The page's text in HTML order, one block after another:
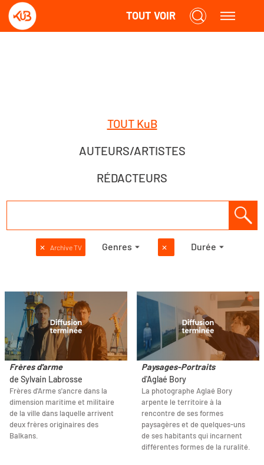
TOUT VOIR
TOUT KuB
AUTEURS/ARTISTES
RÉDACTEURS
✕ Archive TV Genres ✕ Durée
Frères d'arme
de Sylvain Labrosse
Frères d'Arme s'ancre dans la
dimension maritime et militaire
de la ville dans laquelle arrivent
deux frères originaires des
Balkans.
Paysages-Portraits
d'Aglaé Bory
La photographe Aglaé Bory
arpente le territoire à la
rencontre de ses formes
paysagères et de quelques-uns
de ses habitants qui incarnent
différentes formes de la ruralité.